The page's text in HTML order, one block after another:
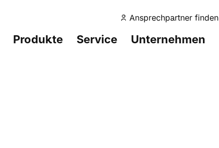
Ansprechpartner finden
Produkte Service Unternehmen